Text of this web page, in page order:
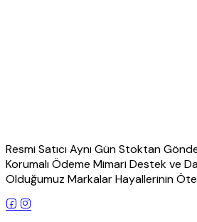
Resmi Satıcı Aynı Gün Stoktan
Korumalı Ödeme Mimari Destek ve
Olduğumuz Markalar Hayallerinin